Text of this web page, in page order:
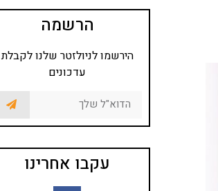
הרשמה
הירשמו לניולזטר שלנו לקבלת
עדכונים
עקבו אחרינו